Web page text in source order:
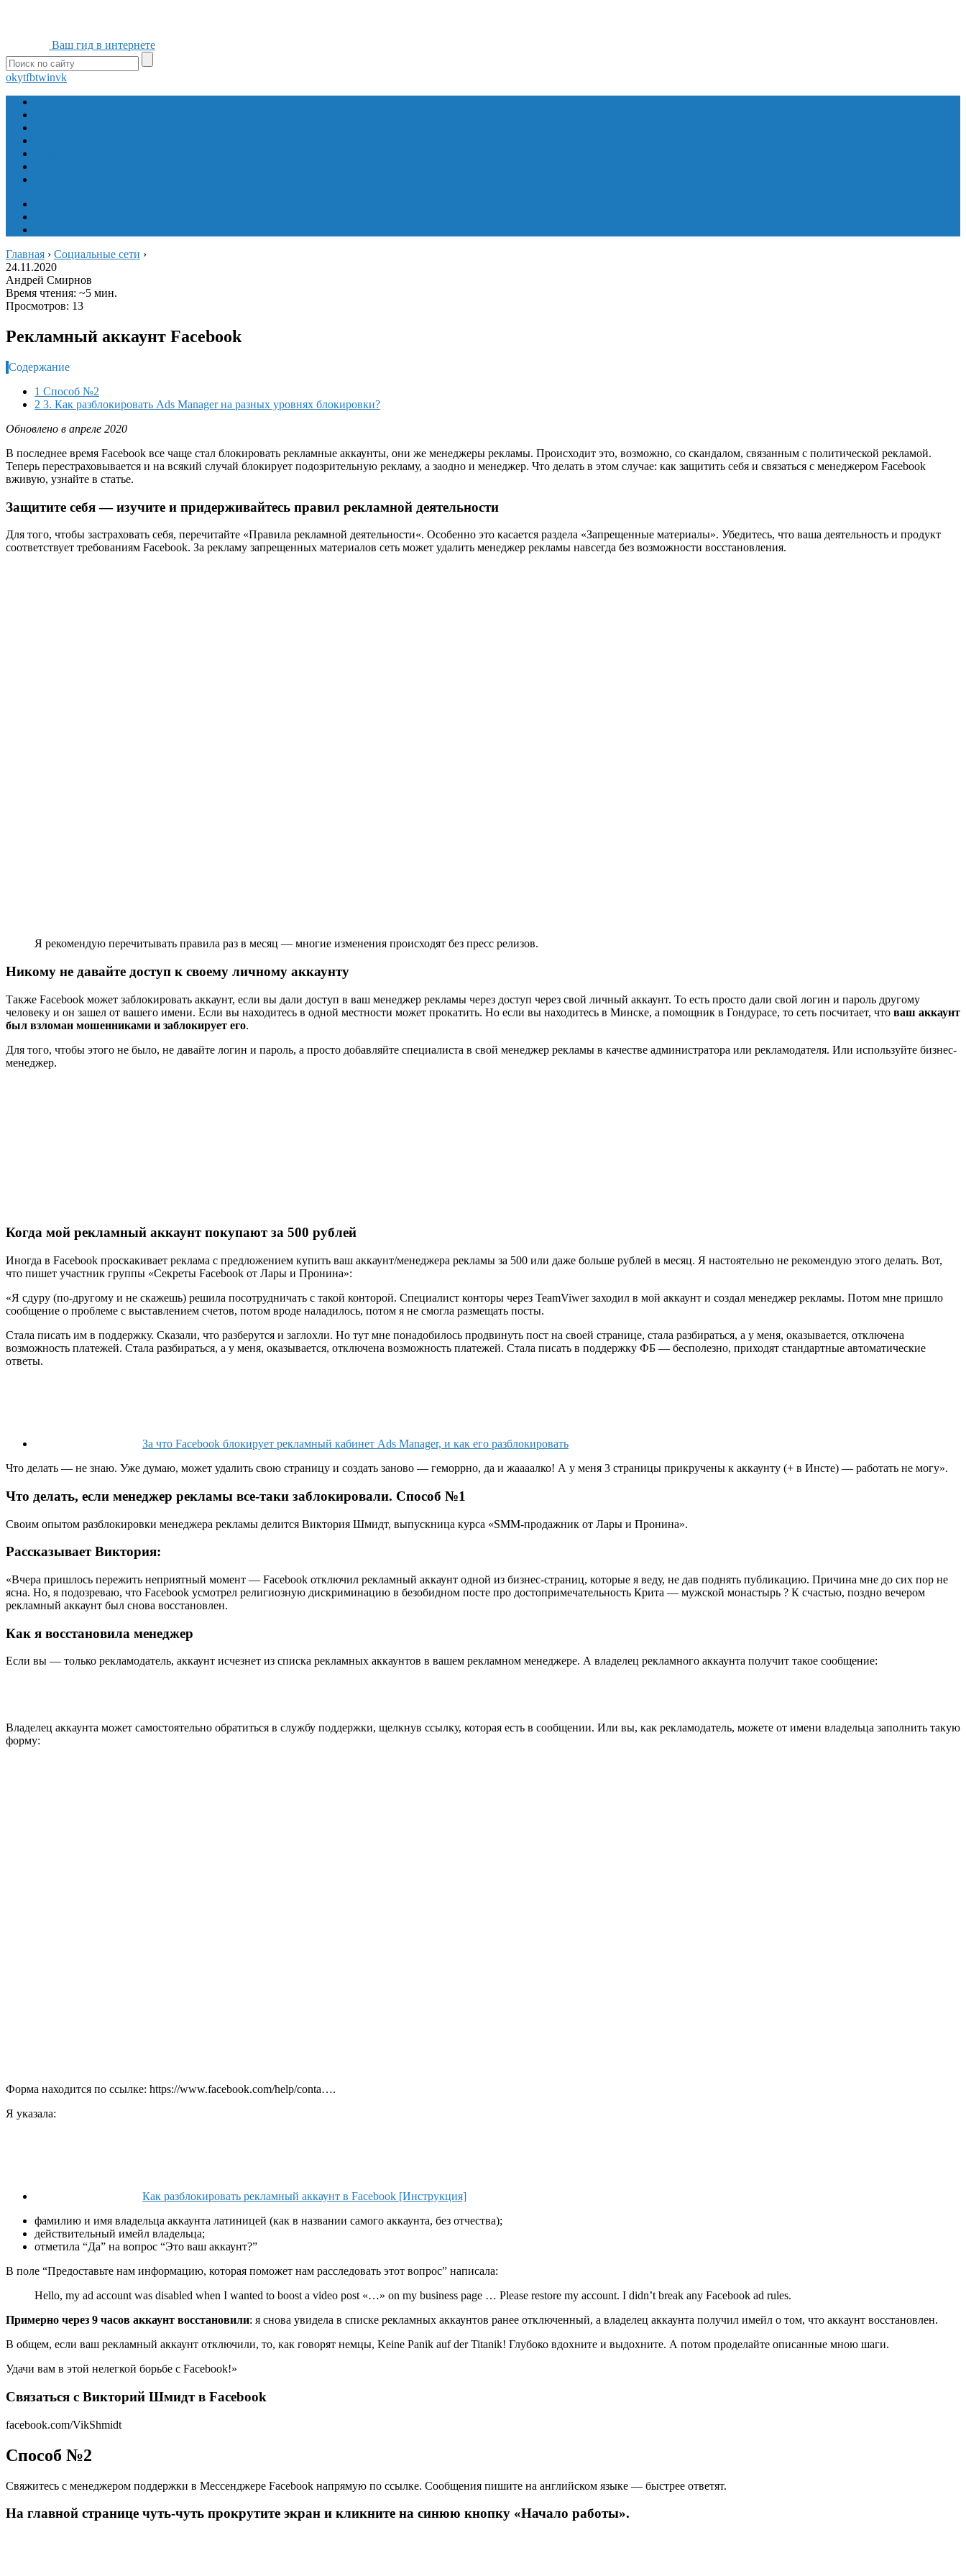
Ваш гид в интернете
okytfbtwinvk
Главная › Социальные сети ›
24.11.2020
Андрей Смирнов
Время чтения: ~5 мин.
Просмотров: 13
Рекламный аккаунт Facebook
Содержание
1 Способ №2
2 3. Как разблокировать Ads Manager на разных уровнях блокировки?
Обновлено в апреле 2020
В последнее время Facebook все чаще стал блокировать рекламные аккаунты, они же менеджеры рекламы. Происходит это, возможно, со скандалом, связанным с политической рекламой.
Теперь перестраховывается и на всякий случай блокирует подозрительную рекламу, а заодно и менеджер. Что делать в этом случае: как защитить себя и связаться с менеджером Facebook
вживую, узнайте в статье.
Защитите себя — изучите и придерживайтесь правил рекламной деятельности
Для того, чтобы застраховать себя, перечитайте «Правила рекламной деятельности«. Особенно это касается раздела «Запрещенные материалы». Убедитесь, что ваша деятельность и продукт
соответствует требованиям Facebook. За рекламу запрещенных материалов сеть может удалить менеджер рекламы навсегда без возможности восстановления.
Я рекомендую перечитывать правила раз в месяц — многие изменения происходят без пресс релизов.
Никому не давайте доступ к своему личному аккаунту
Также Facebook может заблокировать аккаунт, если вы дали доступ в ваш менеджер рекламы через доступ через свой личный аккаунт. То есть просто дали свой логин и пароль другому
человеку и он зашел от вашего имени. Если вы находитесь в одной местности может прокатить. Но если вы находитесь в Минске, а помощник в Гондурасе, то сеть посчитает, что ваш аккаунт
был взломан мошенниками и заблокирует его.
Для того, чтобы этого не было, не давайте логин и пароль, а просто добавляйте специалиста в свой менеджер рекламы в качестве администратора или рекламодателя. Или используйте бизнес-
менеджер.
Когда мой рекламный аккаунт покупают за 500 рублей
Иногда в Facebook проскакивает реклама с предложением купить ваш аккаунт/менеджера рекламы за 500 или даже больше рублей в месяц. Я настоятельно не рекомендую этого делать. Вот,
что пишет участник группы «Секреты Facebook от Лары и Пронина»:
«Я сдуру (по-другому и не скажешь) решила посотрудничать с такой конторой. Специалист конторы через TeamViwer заходил в мой аккаунт и создал менеджер рекламы. Потом мне пришло
сообщение о проблеме с выставлением счетов, потом вроде наладилось, потом я не смогла размещать посты.
Стала писать им в поддержку. Сказали, что разберутся и заглохли. Но тут мне понадобилось продвинуть пост на своей странице, стала разбираться, а у меня, оказывается, отключена
возможность платежей. Стала разбираться, а у меня, оказывается, отключена возможность платежей. Стала писать в поддержку ФБ — бесполезно, приходят стандартные автоматические
ответы.
За что Facebook блокирует рекламный кабинет Ads Manager, и как его разблокировать
Что делать — не знаю. Уже думаю, может удалить свою страницу и создать заново — геморрно, да и жаааалко! А у меня 3 страницы прикручены к аккаунту (+ в Инсте) — работать не могу».
Что делать, если менеджер рекламы все-таки заблокировали. Способ №1
Своим опытом разблокировки менеджера рекламы делится Виктория Шмидт, выпускница курса «SMM-продажник от Лары и Пронина».
Рассказывает Виктория:
«Вчера пришлось пережить неприятный момент — Facebook отключил рекламный аккаунт одной из бизнес-страниц, которые я веду, не дав поднять публикацию. Причина мне до сих пор не
ясна. Но, я подозреваю, что Facebook усмотрел религиозную дискриминацию в безобидном посте про достопримечательность Крита — мужской монастырь ? К счастью, поздно вечером
рекламный аккаунт был снова восстановлен.
Как я восстановила менеджер
Если вы — только рекламодатель, аккаунт исчезнет из списка рекламных аккаунтов в вашем рекламном менеджере. А владелец рекламного аккаунта получит такое сообщение:
Владелец аккаунта может самостоятельно обратиться в службу поддержки, щелкнув ссылку, которая есть в сообщении. Или вы, как рекламодатель, можете от имени владельца заполнить такую
форму:
Форма находится по ссылке: https://www.facebook.com/help/conta….
Я указала:
Как разблокировать рекламный аккаунт в Facebook [Инструкция]
фамилию и имя владельца аккаунта латиницей (как в названии самого аккаунта, без отчества);
действительный имейл владельца;
отметила “Да” на вопрос “Это ваш аккаунт?”
В поле “Предоставьте нам информацию, которая поможет нам расследовать этот вопрос” написала:
Hello, my ad account was disabled when I wanted to boost a video post «…» on my business page … Please restore my account. I didn’t break any Facebook ad rules.
Примерно через 9 часов аккаунт восстановили: я снова увидела в списке рекламных аккаунтов ранее отключенный, а владелец аккаунта получил имейл о том, что аккаунт восстановлен.
В общем, если ваш рекламный аккаунт отключили, то, как говорят немцы, Keine Panik auf der Titanik! Глубоко вдохните и выдохните. А потом проделайте описанные мною шаги.
Удачи вам в этой нелегкой борьбе с Facebook!»
Связаться с Викторий Шмидт в Facebook
facebook.com/VikShmidt
Способ №2
Свяжитесь с менеджером поддержки в Мессенджере Facebook напрямую по ссылке. Сообщения пишите на английском языке — быстрее ответят.
На главной странице чуть-чуть прокрутите экран и кликните на синюю кнопку «Начало работы».